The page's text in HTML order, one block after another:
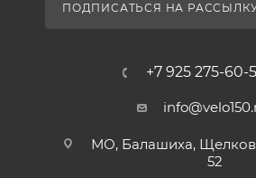
ПОДПИСАТЬСЯ НА
+7 925 275-60-
МО, Балашиха,
52